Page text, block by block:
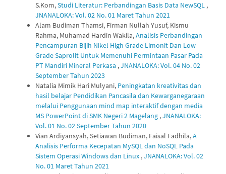
S.Kom,Studi Literatur: Perbandingan Basis Data NewSQL ,
JNANALOKA: Vol. 02 No. 01 Maret Tahun 2021
Alam Budiman Thamsi, Firman Nullah Yusuf, Kismu
Rahma, Muhamad Hardin Wakila,Analisis Perbandingan
Pencampuran Bijih Nikel High Grade Limonit Dan Low
Grade Saprolit Untuk Memenuhi Permintaan Pasar Pada
PT Mandiri Mineral Perkasa ,JNANALOKA: Vol. 04 No. 02
September Tahun 2023
Natalia Mimik Hari Mulyani, Peningkatan kreativitas dan
hasil belajar Pendidikan Pancasila dan Kewarganegaraan
melalui Penggunaan mind map interaktif dengan media
MS PowerPoint di SMK Negeri 2 Magelang ,JNANALOKA:
Vol. 01 No. 02 September Tahun 2020
Vian Ardiyansyah, Setiawan Budiman, Faisal Fadhila,A
Analisis Performa Kecepatan MySQL dan NoSQL Pada
Sistem Operasi Windows dan Linux ,JNANALOKA: Vol. 02
No. 01 Maret Tahun 2021